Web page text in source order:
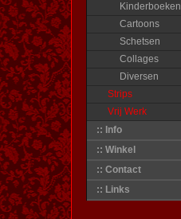
Kinderboeken
Cartoons
Schetsen
Collages
Diversen
Strips
Vrij Werk
:: Info
:: Winkel
:: Contact
:: Links